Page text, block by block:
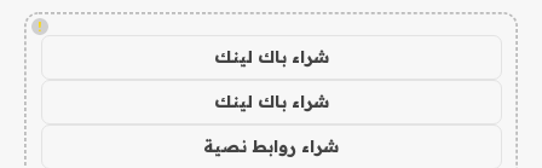
!
شراء باك لينك
شراء باك لينك
شراء روابط نصية